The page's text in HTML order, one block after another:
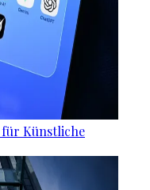
Künstliche